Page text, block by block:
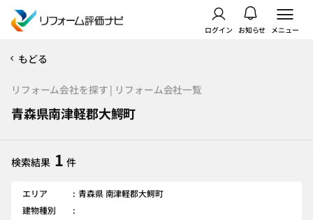
ログイン お知らせ メニュー
もどる
リフォーム会社を探す | リフォーム会社一覧
青森県南津軽郡大鰐町
検索結果 1 件
エリア
青森県 南津軽郡大鰐町
建物種別